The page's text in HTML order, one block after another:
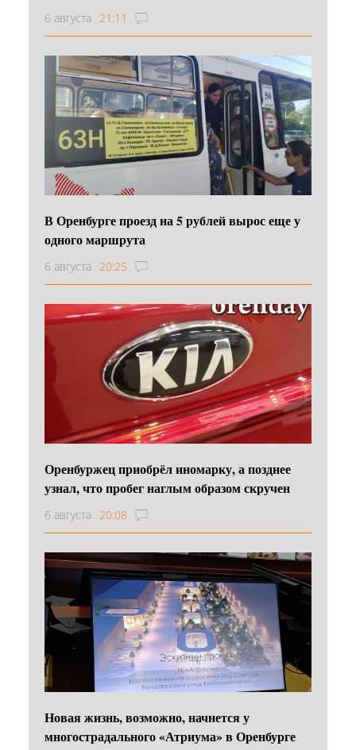
6 августа 21:11
В Оренбурге проезд на 5 рублей вырос еще у
одного маршрута
6 августа 20:25
Оренбуржец приобрёл иномарку, а позднее
узнал, что пробег наглым образом скручен
6 августа 20:08
Новая жизнь, возможно, начнется у
многострадального «Атриума» в Оренбурге